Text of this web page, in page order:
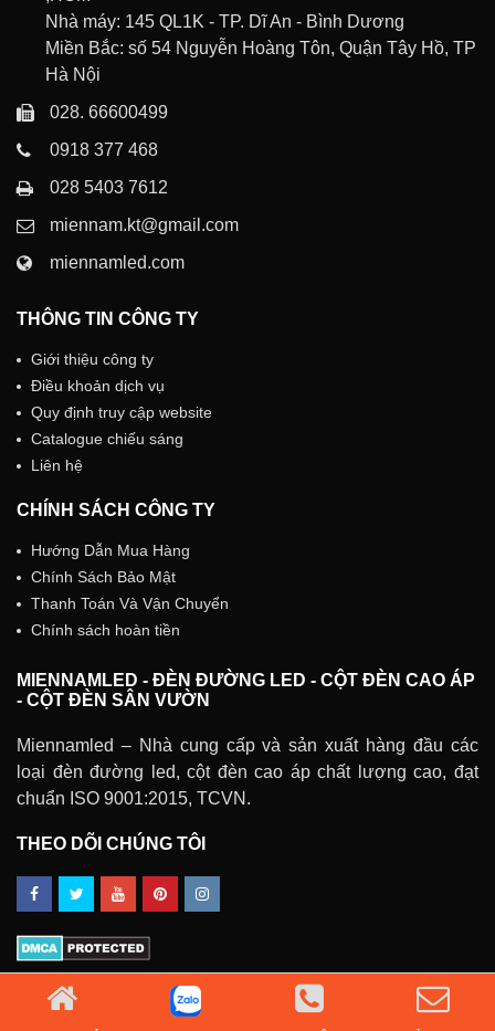
Nhà máy: 145 QL1K - TP. Dĩ An - Bình Dương
Miền Bắc: số 54 Nguyễn Hoàng Tôn, Quận Tây Hồ, TP
Hà Nội
028. 66600499
0918 377 468
028 5403 7612
miennam.kt@gmail.com
miennamled.com
THÔNG TIN CÔNG TY
Giới thiệu công ty
Điều khoản dịch vụ
Quy định truy cập website
Catalogue chiếu sáng
Liên hệ
CHÍNH SÁCH CÔNG TY
Hướng Dẫn Mua Hàng
Chính Sách Bảo Mật
Thanh Toán Và Vận Chuyển
Chính sách hoàn tiền
MIENNAMLED - ĐÈN ĐƯỜNG LED - CỘT ĐÈN CAO ÁP
- CỘT ĐÈN SÂN VƯỜN
Miennamled – Nhà cung cấp và sản xuất hàng đầu các
loại đèn đường led, cột đèn cao áp chất lượng cao, đạt
chuẩn ISO 9001:2015, TCVN.
THEO DÕI CHÚNG TÔI
MIENNAMLED – Đèn Đường LED – Cột Đèn Cao Áp –